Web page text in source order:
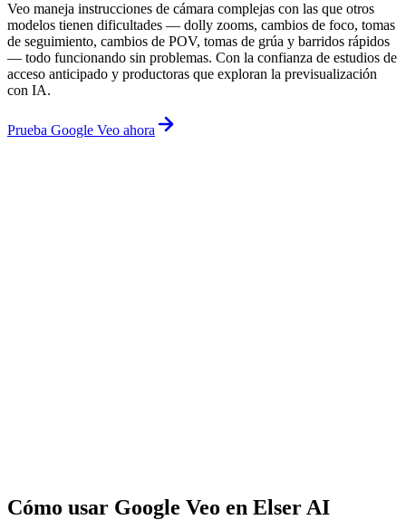
Veo maneja instrucciones de cámara complejas con las que otros
modelos tienen dificultades — dolly zooms, cambios de foco, tomas
de seguimiento, cambios de POV, tomas de grúa y barridos rápidos
— todo funcionando sin problemas. Con la confianza de estudios de
acceso anticipado y productoras que exploran la previsualización
con IA.
Prueba Google Veo ahora
Cómo usar Google Veo en Elser AI